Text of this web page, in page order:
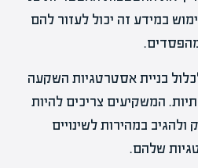
במידע זה יכול לעזור להם
מהפסדים.
בניית אסטרטגיות השקעה
המשקיעים צריכים להיות
ולהגיב במהירות לשינויים
שלהם.